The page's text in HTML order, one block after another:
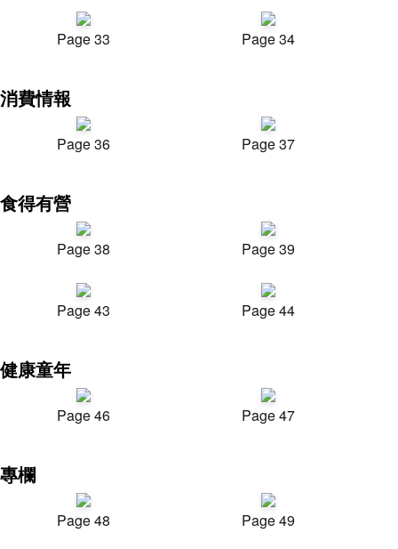
Page 33 Page 34
消費情報
Page 36 Page 37
食得有營
Page 38 Page 39
Page 43 Page 44
健康童年
Page 46 Page 47
專欄
Page 48 Page 49